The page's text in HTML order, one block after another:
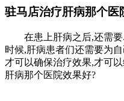
驻马店治疗肝病那个医
在患上肝病之后,还需要
时候,肝病患者们还需要为
才可以确保治疗效果,才可
肝病那个医院效果好?